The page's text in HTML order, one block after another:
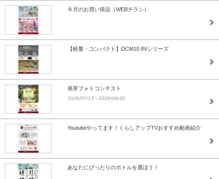
今月のお買い得品（WEBチラシ）
【軽量・コンパクト】DCM10.8Vシリーズ
発芽フォトコンテスト
2026/07/13～2026/08/30
Youtubeやってます！くらしアップTVおすすめ動画紹介
あなたにぴったりのボトルを選ぼう！